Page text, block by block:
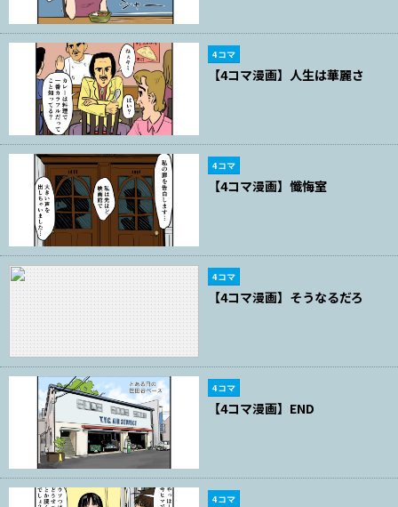
4コマ
【4コマ漫画】人生は華麗さ
4コマ
【4コマ漫画】懺悔室
4コマ
【4コマ漫画】そうなるだろ
4コマ
【4コマ漫画】END
4コマ